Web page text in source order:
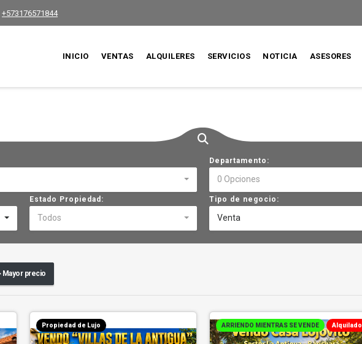
+573176571844
INICIO VENTAS ALQUILERES SERVICIOS NOTICIA ASESORES
Departamento:
0 Opciones
Estado Propiedad:
Todos
Tipo de negocio:
Venta
Mayor precio
Propiedad de Lujo ARRIENDO MIENTRAS SE VENDE Alquilado